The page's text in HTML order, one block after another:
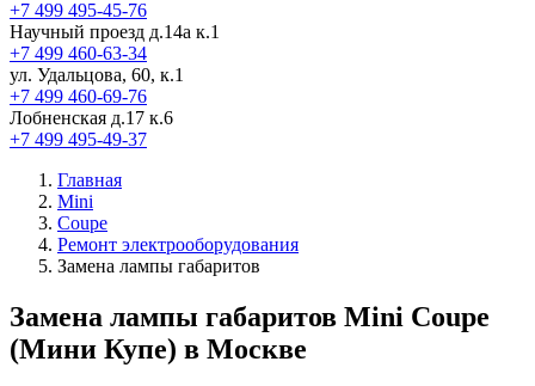
+7 499 495-45-76
Научный проезд д.14а к.1
+7 499 460-63-34
ул. Удальцова, 60, к.1
+7 499 460-69-76
Лобненская д.17 к.6
+7 499 495-49-37
Главная
Mini
Coupe
Ремонт электрооборудования
Замена лампы габаритов
Замена лампы габаритов Mini Coupe
(Мини Купе) в Москве